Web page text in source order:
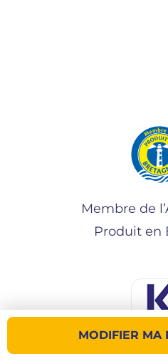
MODIFIER MA
Membre de
Produit en